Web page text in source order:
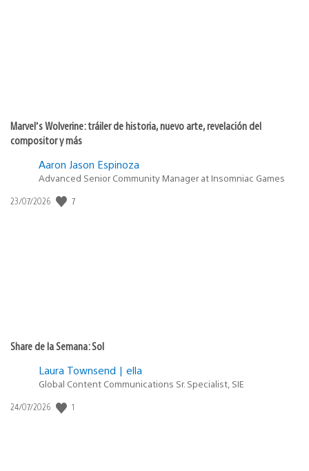
Marvel’s Wolverine: tráiler de historia, nuevo arte, revelación del
compositor y más
Aaron Jason Espinoza
Advanced Senior Community Manager at Insomniac Games
Fecha
23/07/2026 7
Share de la Semana: Sol
Laura Townsend | ella
Global Content Communications Sr. Specialist, SIE
Fecha
24/07/2026 1